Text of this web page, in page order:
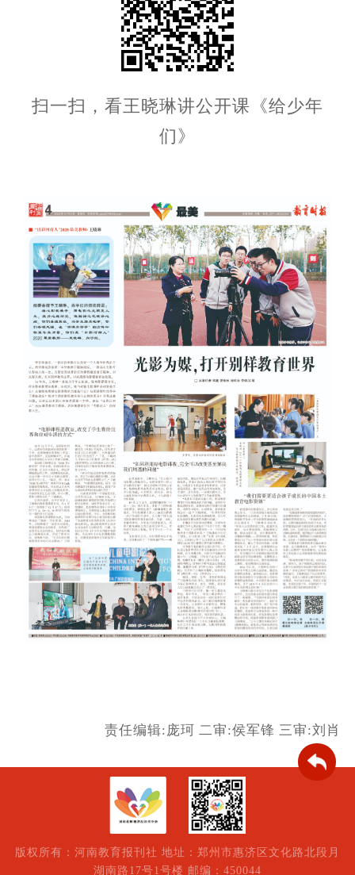
扫一扫，看王晓琳讲公开课《给少年
们》
责任编辑:庞珂 二审:侯军锋 三审:刘肖
版权所有：河南教育报刊社 地址：郑州市惠济区文化路北段月
湖南路17号1号楼 邮编：450044